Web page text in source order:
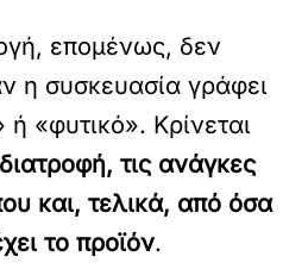
επομένως, δεν
η συσκευασία γράφει
«φυτικό». Κρίνεται
τις ανάγκες
και, τελικά, από όσα
το προϊόν.